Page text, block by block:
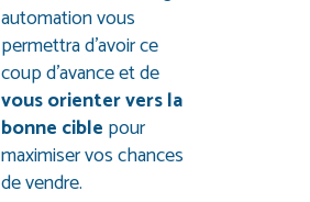
automation vous
permettra d’avoir ce
coup d’avance et de
vous orienter vers la
bonne cible pour
maximiser vos chances
de vendre.